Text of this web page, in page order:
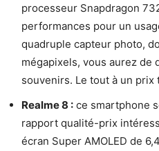
processeur Snapdragon
performances pour un
quadruple capteur photo,
mégapixels, vous aurez de
souvenirs. Le tout à un prix
Realme 8 : ce smartphone
rapport qualité-prix
écran Super AMOLED de